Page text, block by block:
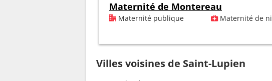
Maternité de Montereau
Maternité publique Maternité de
Villes voisines de Saint-Lupien